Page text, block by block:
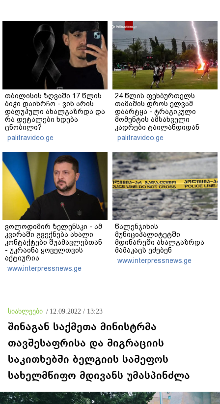
თბილისის ზღვაში 17 წლის
ბიჭი დაიხრჩო - ვინ არის
დაღუპული ახალგაზრდა და
რა დეტალები ხდება
ცნობილი?
palitravideo.ge
24 წლის ფეხბურთელს
თამაშის დროს ელვამ
დაარტყა - ტრაგიკული
მომენტის ამსახველი
კადრები ტაილანდიდან
მედიაში ვრცელდება
palitravideo.ge
ვოლოდიმირ ზელენსკი - ამ
კვირაში გვექნება ახალი
კონტაქტები შუამავლებთან
- უკრაინა ყოველთვის
აქტიურია
www.interpressnews.ge
წალენჯიხის
მუნიციპალიტეტში
მდინარეში ახალგაზრდა
მამაკაცს ეძებენ
www.interpressnews.ge
სიახლეები / 12.09.2022 / 13:23
შინაგან საქმეთა მინისტრმა
თავშესაფრისა და მიგრაციის
საკითხებში ბელგიის სამეფოს
სახელმწიფო მდივანს უმასპინძლა